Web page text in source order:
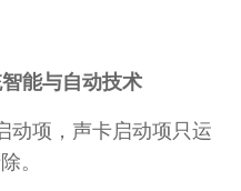
能与自动技术
动项，声卡启动项只运
。